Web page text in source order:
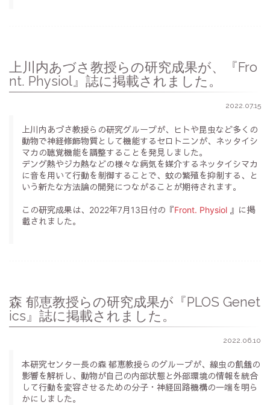
上川内あづさ教授らの研究成果が、『Fro
nt. Physiol』誌に掲載されました。
2022.07.15
上川内あづさ教授らの研究グループが、ヒトや昆虫など多くの
動物で神経修飾物質として機能するセロトニンが、ネッタイシ
マカの聴覚機能を調整することを発見しました。
デング熱やジカ熱などの様々な病気を媒介するネッタイシマカ
に音を用いて行動を制御することで、蚊の繁殖を抑制する、と
いう新たな方法論の開発につながることが期待されます。
この研究成果は、2022年7月13日付の『Front. Physiol 』に掲
載されました。
森 郁恵教授らの研究成果が『PLOS Genet
ics』誌に掲載されました。
2022.06.10
本研究センター長の森 郁恵教授らのグループが、線虫の飢餓の
影響を解析し、動物が自己の内部状態と外部環境の情報を統合
して行動を変容させるための分子・神経回路機構の一端を明ら
かにしました。